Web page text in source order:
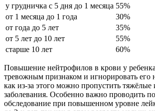
у грудничка с 5 дня до 1 месяца 55%
от 1 месяца до 1 года
30%
от года до 5 лет
35%
от 5 лет до 10 лет
55%
старше 10 лет
60%
Повышение нейтрофилов в крови у
тревожным признаком и игнорировать его
как из-за этого можно пропустить
заболевания. Особенно важно проводить
обследование при повышенном уровне